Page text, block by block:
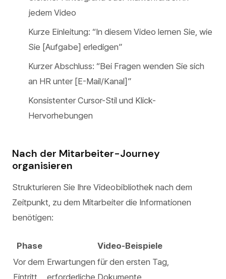
jedem Video
Kurze Einleitung: “In diesem Video lernen Sie, wie
Sie [Aufgabe] erledigen”
Kurzer Abschluss: “Bei Fragen wenden Sie sich
an HR unter [E-Mail/Kanal]”
Konsistenter Cursor-Stil und Klick-
Hervorhebungen
Nach der Mitarbeiter-Journey
organisieren
Strukturieren Sie Ihre Videobibliothek nach dem
Zeitpunkt, zu dem Mitarbeiter die Informationen
benötigen:
Phase
Video-Beispiele
Vor dem
Eintritt
Erwartungen für den ersten Tag,
erforderliche Dokumente